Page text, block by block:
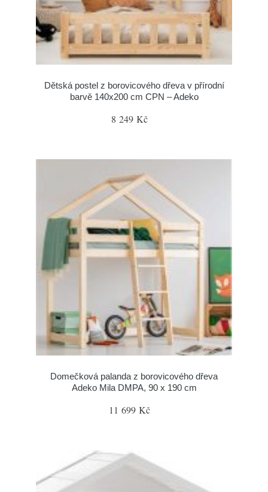
Dětská postel z borovicového dřeva v přírodní
barvě 140x200 cm CPN – Adeko
8 249 Kč
Domečková palanda z borovicového dřeva
Adeko Mila DMPA, 90 x 190 cm
11 699 Kč